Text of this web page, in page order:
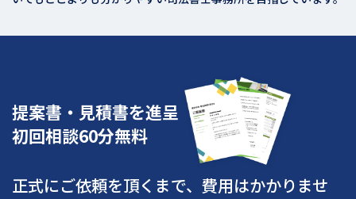
提案書・見積書を進呈
初回相談60分無料
正式にご依頼を頂くまで、費用はかかりませ